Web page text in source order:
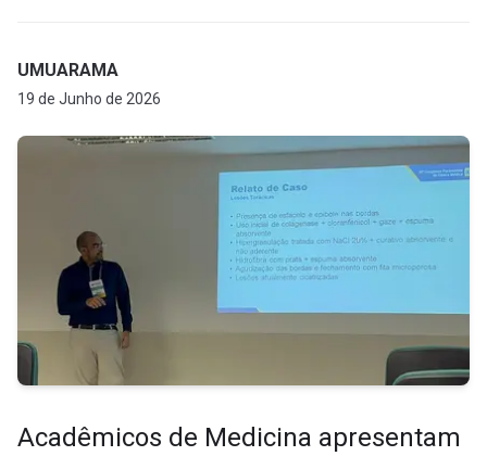
UMUARAMA
19 de Junho de 2026
Acadêmicos de Medicina apresentam